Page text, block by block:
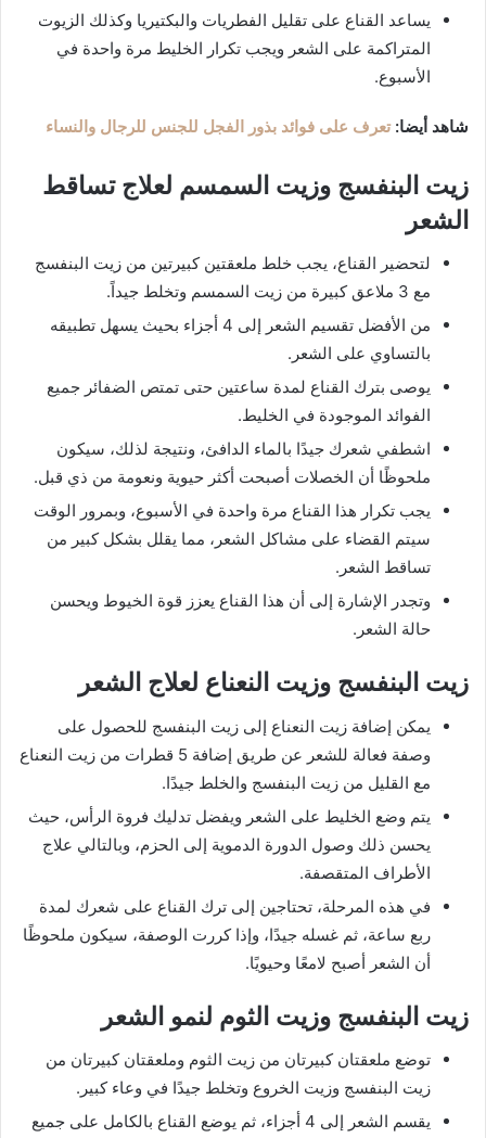
يساعد القناع على تقليل الفطريات والبكتيريا وكذلك الزيوت
المتراكمة على الشعر ويجب تكرار الخليط مرة واحدة في
الأسبوع.
شاهد أيضا:تعرف على فوائد بذور الفجل للجنس للرجال والنساء
زيت البنفسج وزيت السمسم لعلاج تساقط
الشعر
لتحضير القناع، يجب خلط ملعقتين كبيرتين من زيت البنفسج
مع 3 ملاعق كبيرة من زيت السمسم وتخلط جيداً.
من الأفضل تقسيم الشعر إلى 4 أجزاء بحيث يسهل تطبيقه
بالتساوي على الشعر.
يوصى بترك القناع لمدة ساعتين حتى تمتص الضفائر جميع
الفوائد الموجودة في الخليط.
اشطفي شعرك جيدًا بالماء الدافئ، ونتيجة لذلك، سيكون
ملحوظًا أن الخصلات أصبحت أكثر حيوية ونعومة من ذي قبل.
يجب تكرار هذا القناع مرة واحدة في الأسبوع، وبمرور الوقت
سيتم القضاء على مشاكل الشعر، مما يقلل بشكل كبير من
تساقط الشعر.
وتجدر الإشارة إلى أن هذا القناع يعزز قوة الخيوط ويحسن
حالة الشعر.
زيت البنفسج وزيت النعناع لعلاج الشعر
يمكن إضافة زيت النعناع إلى زيت البنفسج للحصول على
وصفة فعالة للشعر عن طريق إضافة 5 قطرات من زيت النعناع
مع القليل من زيت البنفسج والخلط جيدًا.
يتم وضع الخليط على الشعر ويفضل تدليك فروة الرأس، حيث
يحسن ذلك وصول الدورة الدموية إلى الحزم، وبالتالي علاج
الأطراف المتقصفة.
في هذه المرحلة، تحتاجين إلى ترك القناع على شعرك لمدة
ربع ساعة، ثم غسله جيدًا، وإذا كررت الوصفة، سيكون ملحوظًا
أن الشعر أصبح لامعًا وحيويًا.
زيت البنفسج وزيت الثوم لنمو الشعر
توضع ملعقتان كبيرتان من زيت الثوم وملعقتان كبيرتان من
زيت البنفسج وزيت الخروع وتخلط جيدًا في وعاء كبير.
يقسم الشعر إلى 4 أجزاء، ثم يوضع القناع بالكامل على جميع